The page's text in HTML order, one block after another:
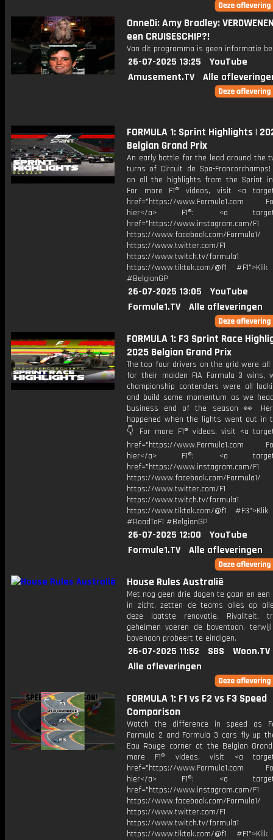
OnneDi: Amy Bradley:
een CRUISESCHIP?!
Van dit programma is geen informatie
26-07-2025 13:25
YouTube
Amusement.TV
Alle
FORMULA 1: Sprint Highlights |
Belgian Grand Prix
An early battle for the lead around the
turns of Circuit de Spa-
on all the highlights from the Sprint in
For more F1® videos, visit <a
href="https://www.Formula1.com
hier</a> F1®: <a
href="https://www.instagram.com/F1
https://www.facebook.com/Formula1/
https://www.twitter.com/F1
https://www.twitch.tv/formula1
https://www.tiktok.com/@f1
#BelgianGP
26-07-2025 13:05
YouTube
Formule1.TV
Alle afleveringen
FORMULA 1: F3 Sprint Race
2025 Belgian Grand Prix
The top four drivers on the grid were all
for their maiden FIA Formula 3 wins,
championship contenders were all
and build some momentum as we
business end of the season 👀
happened when the lights went out in
👇 For more F1® videos, visit <a
href="https://www.Formula1.com
hier</a> F1®: <a
href="https://www.instagram.com/F1
https://www.facebook.com/Formula1/
https://www.twitter.com/F1
https://www.twitch.tv/formula1
https://www.tiktok.com/@f1
#RoadToF1 #BelgianGP
26-07-2025 12:00
YouTube
Formule1.TV
Alle afleveringen
House Rules Australië
Met nog geen drie dagen te gaan en
in zicht, zetten de teams alles op
deze laatste renovatie. Rivaliteit,
geheimen voeren de boventoon,
bovenaan probeert te eindigen.
26-07-2025 11:52 SBS
Woon.TV
Alle afleveringen
FORMULA 1: F1 vs F2 vs F3 Speed
Comparison
Watch the difference in speed as
Formula 2 and Formula 3 cars fly up
Eau Rouge corner at the Belgian
more F1® videos, visit <a
href="https://www.Formula1.com
hier</a> F1®: <a
href="https://www.instagram.com/F1
https://www.facebook.com/Formula1/
https://www.twitter.com/F1
https://www.twitch.tv/formula1
https://www.tiktok.com/@f1